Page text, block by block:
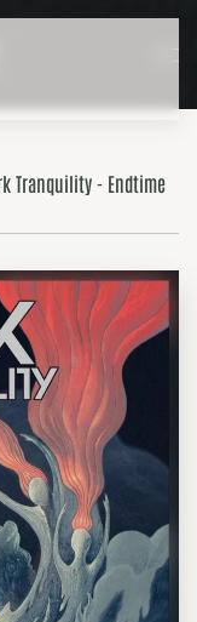
Tranquility - Endtime